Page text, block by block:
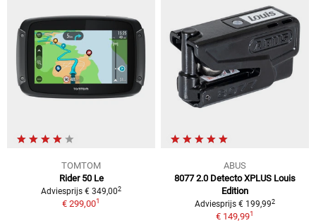
TOMTOM
Rider 50 Le
Adviesprijs € 349,002
€ 299,001
ABUS
8077 2.0 Detecto XPLUS Louis
Edition
Adviesprijs € 199,992
€ 149,991